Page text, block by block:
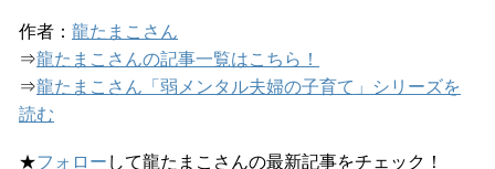
作者： 龍たまこさん
⇒龍たまこさんの記事一覧はこちら！
⇒龍たまこさん「弱メンタル夫婦の子育て」シリーズを
読む
★フォロー して龍たまこさんの最新記事をチェック！